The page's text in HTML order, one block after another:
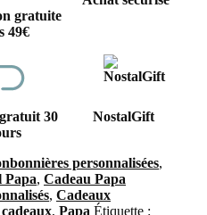
gratuite
49€
30
NostalGift
personnalisées,
Papa, Cadeau Papa
, Cadeaux
, Papa Étiquette :